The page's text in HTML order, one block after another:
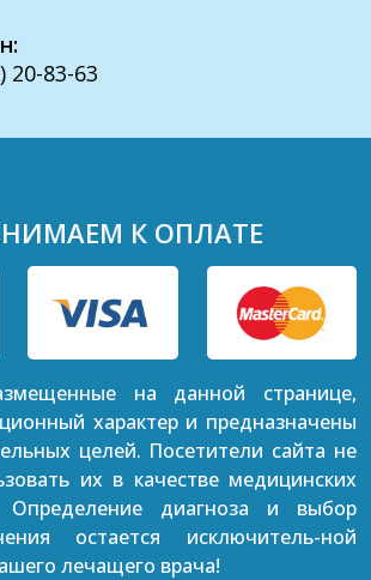
20-83-63
К ОПЛАТЕ
на данной странице,
характер и предназначены
целей. Посетители сайта не
их в качестве медицинских
Определение диагноза и выбор
остается исключитель-ной
лечащего врача!